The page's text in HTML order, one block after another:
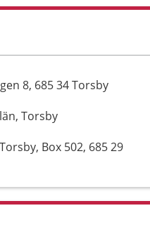
8, 685 34 Torsby
Torsby
Box 502, 685 29